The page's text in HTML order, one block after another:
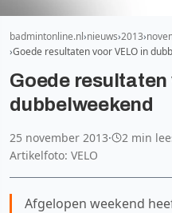
badmintonline.nl nieuws 2013
Goede resultaten voor VELO in
Goede resultaten
dubbelweekend
25 november 2013· 2 min
Artikelfoto: VELO
Afgelopen weekend